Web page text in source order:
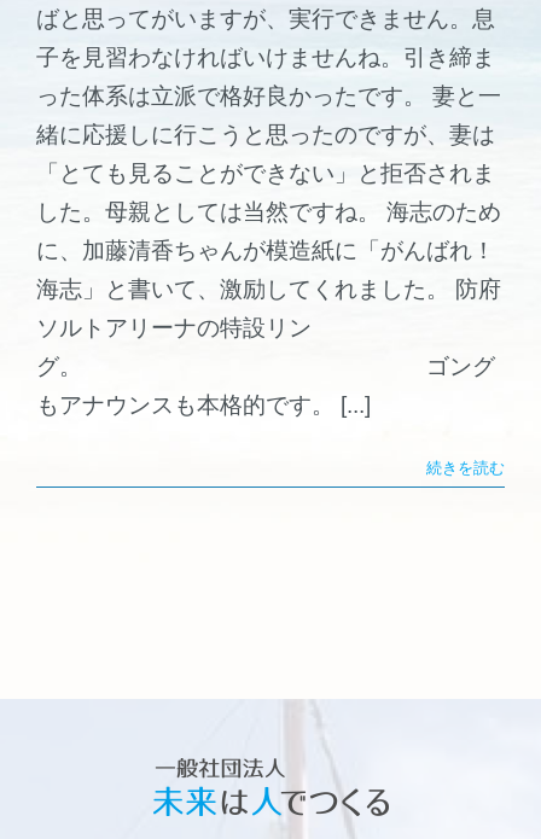
ばと思ってがいますが、実行できません。息
子を見習わなければいけませんね。引き締ま
った体系は立派で格好良かったです。 妻と一
緒に応援しに行こうと思ったのですが、妻は
「とても見ることができない」と拒否されま
した。母親としては当然ですね。 海志のため
に、加藤清香ちゃんが模造紙に「がんばれ！
海志」と書いて、激励してくれました。 防府
ソルトアリーナの特設リン
グ。 ゴング
もアナウンスも本格的です。 [...]
続きを読む